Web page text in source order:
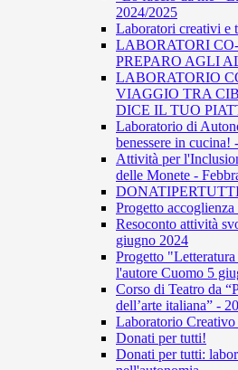
2024/2025
Laboratori creativi e
LABORATORI
PREPARO AGLI
LABORATORIO
VIAGGIO TRA
DICE IL TUO
Laboratorio di
benessere in cucina!
Attività per
delle Monete -
Progetto
Resoconto attività
giugno 2024
Progetto
l'autore Cuomo 5
Corso di Teatro da
dell’arte italiana” -
Laboratorio Creativo
Donati per tutti!
Donati per tutti: